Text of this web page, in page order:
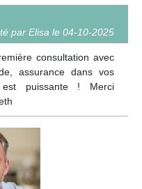
par Elisa le 04-10-2025
consultation avec
assurance dans vos
est puissante ! Merci